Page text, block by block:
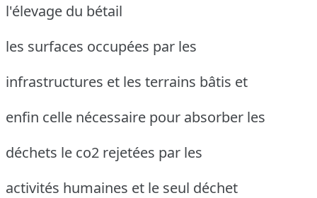
l'élevage du bétail
les surfaces occupées par les
infrastructures et les terrains bâtis et
enfin celle nécessaire pour absorber les
déchets le co2 rejetées par les
activités humaines et le seul déchet